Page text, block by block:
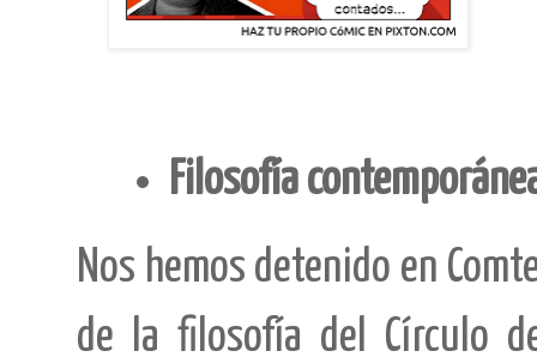
Filosofía
Nos hemos detenido en
de la filosofía del Círculo